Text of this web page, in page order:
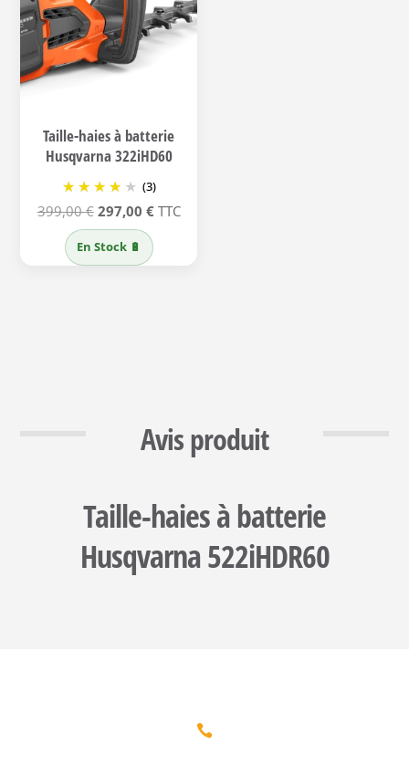
Taille-haies à batterie
Husqvarna 322iHD60
(3)
399,00€ Le
prix
297,00 €Le
actuel
TTC
En Stock 🔋
Avis produit
Taille-haies à batterie
Husqvarna 522iHDR60
